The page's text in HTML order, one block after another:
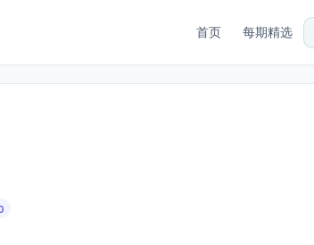
首页 每期精选